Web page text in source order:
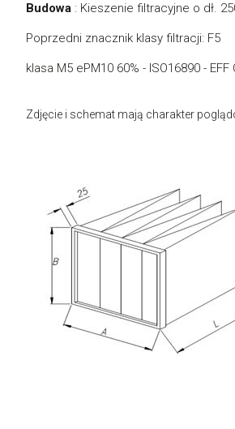
Budowa : Kieszenie filtracyjne o dł.
Poprzedni znacznik klasy filtracji: F5
klasa M5 ePM10 60% - ISO16890 - EFF
Zdjęcie i schemat mają charakter